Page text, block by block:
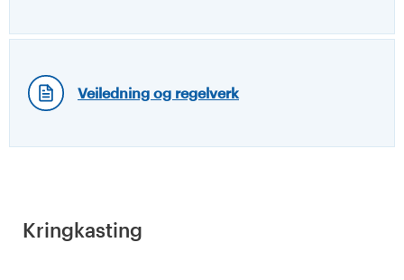
Veiledning og regelverk
Kringkasting